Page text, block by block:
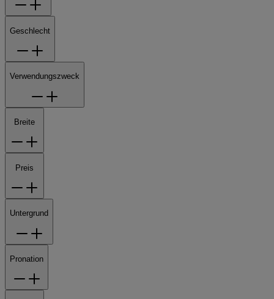
Geschlecht
Verwendungszweck
Breite
Preis
Untergrund
Pronation